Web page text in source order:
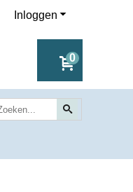
0
Inloggen